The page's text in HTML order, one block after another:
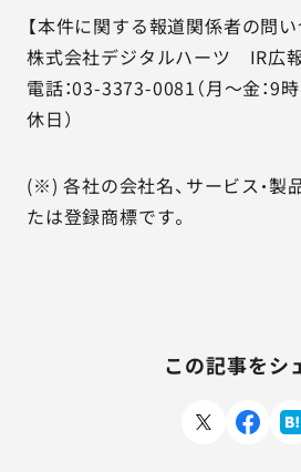
【本件に関する報道関係者の問い
株式会社デジタルハーツ IR広
電話：03-3373-0081（月～金：9
休日）
(※) 各社の会社名、サービス・製
たは登録商標です。
この記事をシ